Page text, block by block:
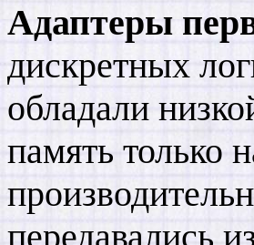
Адаптеры
дискретных
обладали
память только
передавались